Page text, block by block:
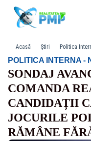
Acasă Știri Politica
POLITICA INTERNA -
SONDAJ
COMANDA
CANDIDAȚII
JOCURILE
RĂMÂNE